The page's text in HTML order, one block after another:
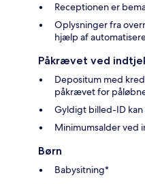
Receptionen er
Oplysninger fra
hjælp af
Påkrævet ved
Depositum med
påkrævet for
Gyldigt billed-ID
Minimumsalder ved
Børn
Babysitning*